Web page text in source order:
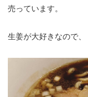
売っています。
生姜が大好きなので、